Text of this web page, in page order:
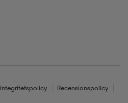
Integritetspolicy
Recensionspolicy